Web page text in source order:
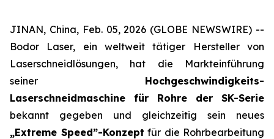
JINAN, China, Feb. 05, 2026 (GLOBE NEWSWIRE) --
Bodor Laser, ein weltweit tätiger Hersteller von
Laserschneidlösungen, hat die Markteinführung
seiner Hochgeschwindigkeits-
Laserschneidmaschine für Rohre der SK-Serie
bekannt gegeben und gleichzeitig sein neues
„Extreme Speed”-Konzept für die Rohrbearbeitung